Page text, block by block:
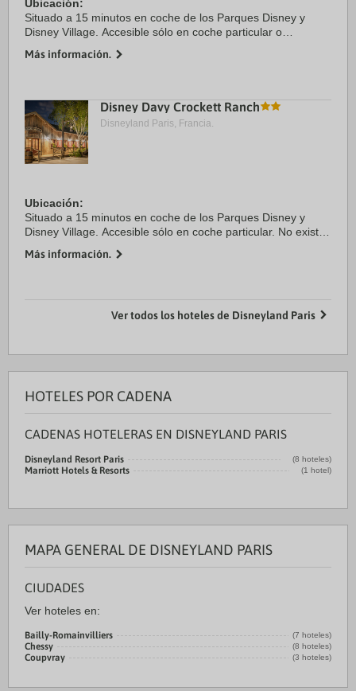
Ubicación:
Situado a 15 minutos en coche de los Parques Disney y
Disney Village. Accesible sólo en coche particular o
Marne-la-Vallée/Chessy.
Los ...
Más información.
Disney Davy Crockett Ranch
Disneyland Paris, Francia.
Ubicación:
Situado a 15 minutos en coche de los Parques Disney y
Disney Village. Accesible sólo en coche particular. No existe
Más información.
Ver todos los hoteles de Disneyland Paris
HOTELES POR CADENA
CADENAS HOTELERAS EN DISNEYLAND PARIS
Disneyland Resort Paris (8 hoteles)
Marriott Hotels & Resorts (1 hotel)
MAPA GENERAL DE DISNEYLAND PARIS
CIUDADES
Ver hoteles en:
Bailly-Romainvilliers (7 hoteles)
Chessy (8 hoteles)
Coupvray (3 hoteles)